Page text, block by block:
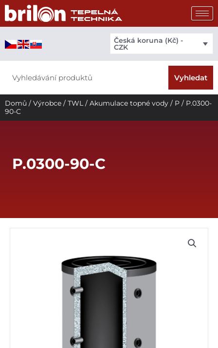
Přeskočit
obsah
Česká koruna (Kč) -
CZK
Vyhledat
Domů / Výrobce / TWL / Akumulace topné vody / P / P.0300-
90-C
P.0300-90-C